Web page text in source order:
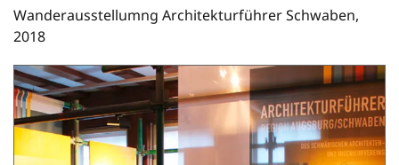
Wanderausstellumng Architekturführer Schwaben,
2018